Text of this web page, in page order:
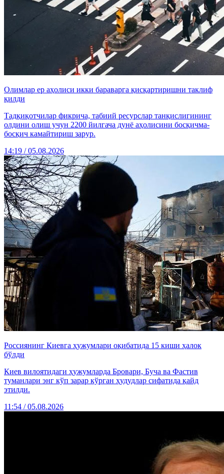
Олимлар ер аҳолиси икки бараварга қисқартиришни таклиф
қилди
Тадқиқотчилар фикрича, табиий ресурслар танқислигининг
олдини олиш учун 2200 йилгача дунё аҳолисини босқичма-
босқич камайтириш зарур.
14:19 / 05.08.2026
Россиянинг Киевга ҳужумлари оқибатида 15 киши ҳалок
бўлди
Киев вилоятидаги ҳужумларда Бровари, Буча ва Фастив
туманлари энг кўп зарар кўрган ҳудудлар сифатида қайд
этилди.
11:54 / 05.08.2026